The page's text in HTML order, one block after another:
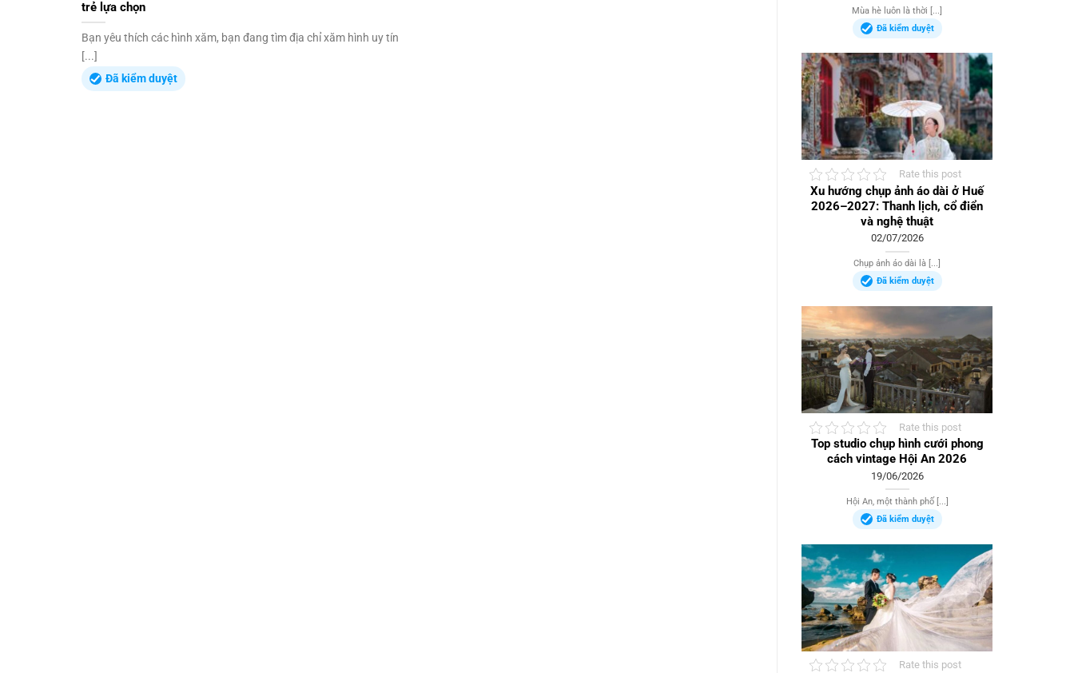
trẻ lựa chọn
Bạn yêu thích các hình xăm, bạn đang tìm địa chỉ xăm hình uy tín
[...]
Đã kiểm duyệt
Mùa hè luôn là thời [...]
Đã kiểm duyệt
Rate this post
Xu hướng chụp ảnh áo dài ở Huế
2026–2027: Thanh lịch, cổ điển
và nghệ thuật
02/07/2026
Chụp ảnh áo dài là [...]
Đã kiểm duyệt
Rate this post
Top studio chụp hình cưới phong
cách vintage Hội An 2026
19/06/2026
Hội An, một thành phố [...]
Đã kiểm duyệt
Rate this post